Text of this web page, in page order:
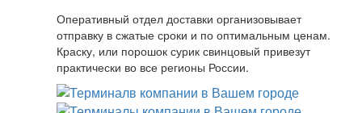
Оперативный отдел доставки организовывает
отправку в сжатые сроки и по оптимальным ценам.
Краску, или порошок сурик свинцовый привезут
практически во все регионы России.